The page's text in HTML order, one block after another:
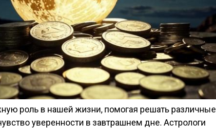
роль в нашей жизни, помогая решать различные
уверенности в завтрашнем дне. Астрологи